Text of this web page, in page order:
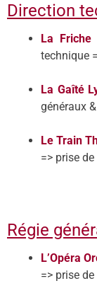
Direction
La Friche
technique
La Gaîté
généraux
Le Train
=> prise
Régie
L’Opéra
=> prise